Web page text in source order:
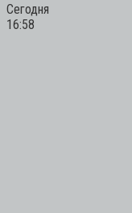
Сегодня
16:58